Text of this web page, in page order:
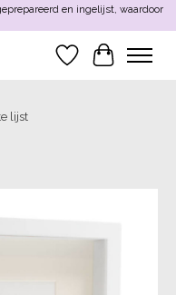
en ingelijst, waardoor
Verlanglijst
lijst